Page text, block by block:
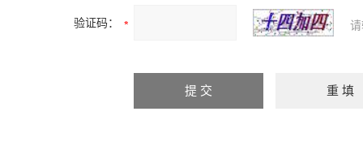
验证码：